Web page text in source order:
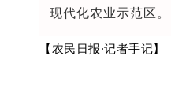
现代化农业示范区。
【农民日报·记者手记】